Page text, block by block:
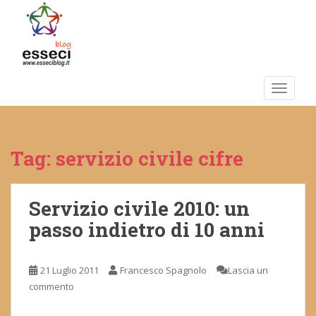
m
Tag: servizio civile cifre
Servizio civile 2010: un
passo indietro di 10 anni
21 Luglio 2011 Francesco Spagnolo
Lascia un
commento